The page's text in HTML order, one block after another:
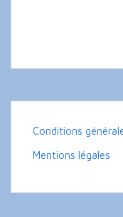
Conditions
Mentions légales